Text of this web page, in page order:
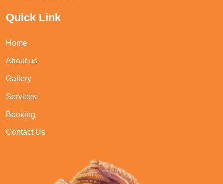
Quick Link
Home
About us
Gallery
Services
Booking
Contact Us